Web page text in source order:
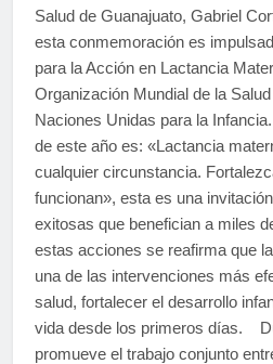
Salud de Guanajuato, Gabriel
esta conmemoración es
para la Acción en Lactancia
Organización Mundial de la
Naciones Unidas para la
de este año es: «Lactancia
cualquier circunstancia.
funcionan», esta es una
exitosas que benefician a miles
estas acciones se reafirma que
una de las intervenciones más
salud, fortalecer el desarrollo
vida desde los primeros días.
promueve el trabajo conjunto